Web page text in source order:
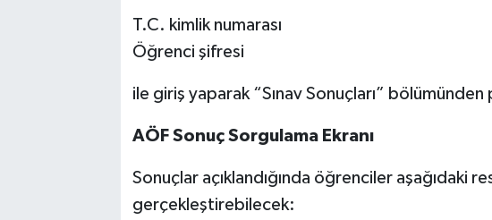
T.C. kimlik numarası
Öğrenci şifresi
ile giriş yaparak “Sınav Sonuçları”
AÖF Sonuç Sorgulama Ekranı
Sonuçlar açıklandığında öğrenciler aşağıdaki
gerçekleştirebilecek: